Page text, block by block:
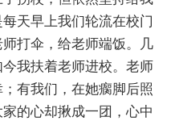
天早上我们轮流在校门
打伞，给老师端饭。几
我扶着老师进校。老师
有我们，在她瘸脚后照
的心却揪成一团，心中